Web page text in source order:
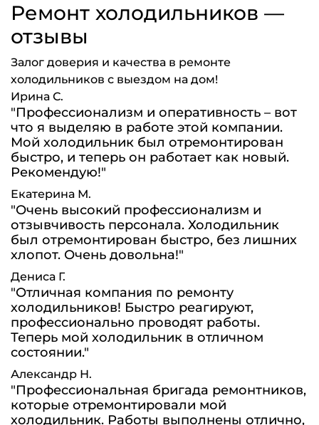
Ремонт холодильников —
отзывы
Залог доверия и качества в ремонте
холодильников с выездом на дом!
Ирина С.
"Профессионализм и оперативность – вот
что я выделяю в работе этой компании.
Мой холодильник был отремонтирован
быстро, и теперь он работает как новый.
Рекомендую!"
Екатерина М.
"Очень высокий профессионализм и
отзывчивость персонала. Холодильник
был отремонтирован быстро, без лишних
хлопот. Очень довольна!"
Дениса Г.
"Отличная компания по ремонту
холодильников! Быстро реагируют,
профессионально проводят работы.
Теперь мой холодильник в отличном
состоянии."
Александр Н.
"Профессиональная бригада ремонтников,
которые отремонтировали мой
холодильник. Работы выполнены отлично,